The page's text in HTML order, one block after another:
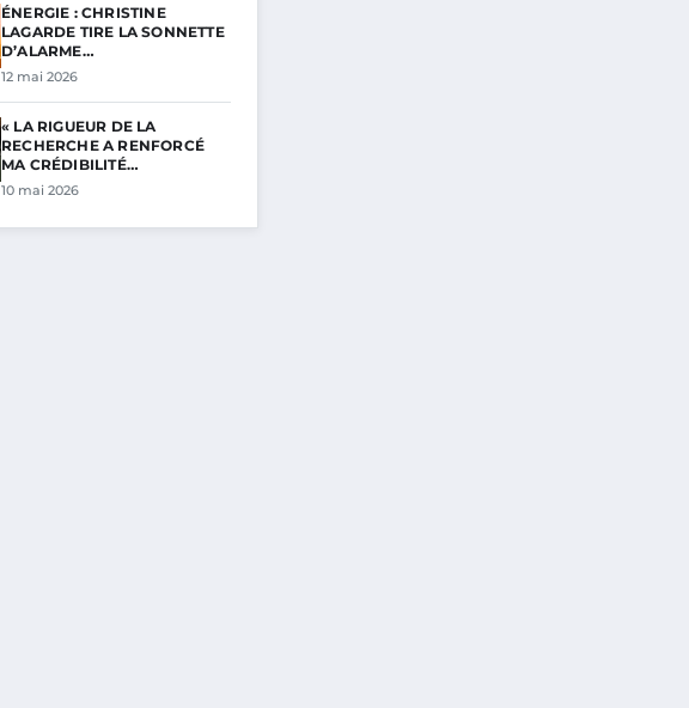
ÉNERGIE : CHRISTINE
LAGARDE TIRE LA SONNETTE
D’ALARME…
12 mai 2026
« LA RIGUEUR DE LA
RECHERCHE A RENFORCÉ
MA CRÉDIBILITÉ…
10 mai 2026